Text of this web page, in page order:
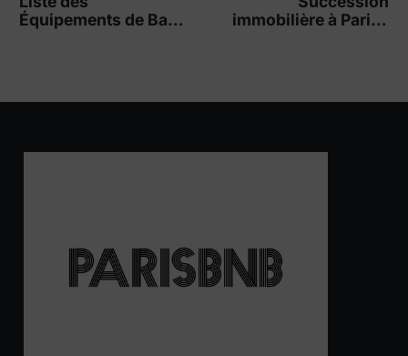
Équipements de Base
immobilière à Paris :